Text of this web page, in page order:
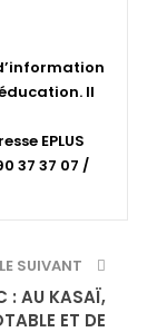
Il
EPLUS
37 37 07 /
SUIVANT
: AU KASAÏ,
ET DE